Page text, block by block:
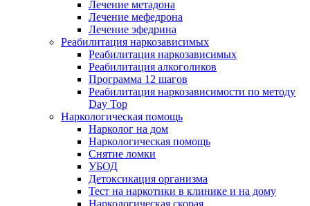
Лечение метадона
Лечение мефедрона
Лечение эфедрина
Реабилитация наркозависимых
Реабилитация наркозависимых
Реабилитация алкоголиков
Программа 12 шагов
Реабилитация наркозависимости по методу
Day Top
Наркологическая помощь
Нарколог на дом
Наркологическая помощь
Снятие ломки
УБОД
Детоксикация организма
Тест на наркотики в клинике и на дому
Наркологическая скорая